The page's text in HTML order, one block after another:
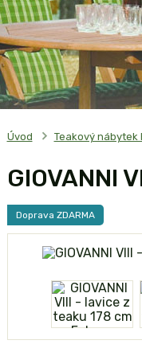
Úvod Teakový nábytek
GIOVANNI
Doprava ZDARMA